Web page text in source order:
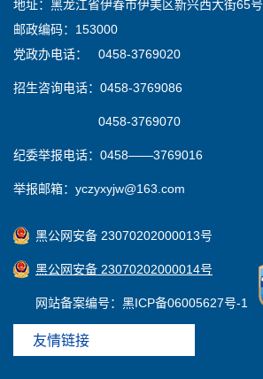
地址：黑龙江省伊春市伊美区新兴西大街65号
邮政编码：153000
党政办电话： 0458-3769020
招生咨询电话：0458-3769086
0458-3769070
纪委举报电话：0458——3769016
举报邮箱：yczyxyjw@163.com
黑公网安备 23070202000013号
黑公网安备 23070202000014号
网站备案编号：黑ICP备06005627号-1
友情链接